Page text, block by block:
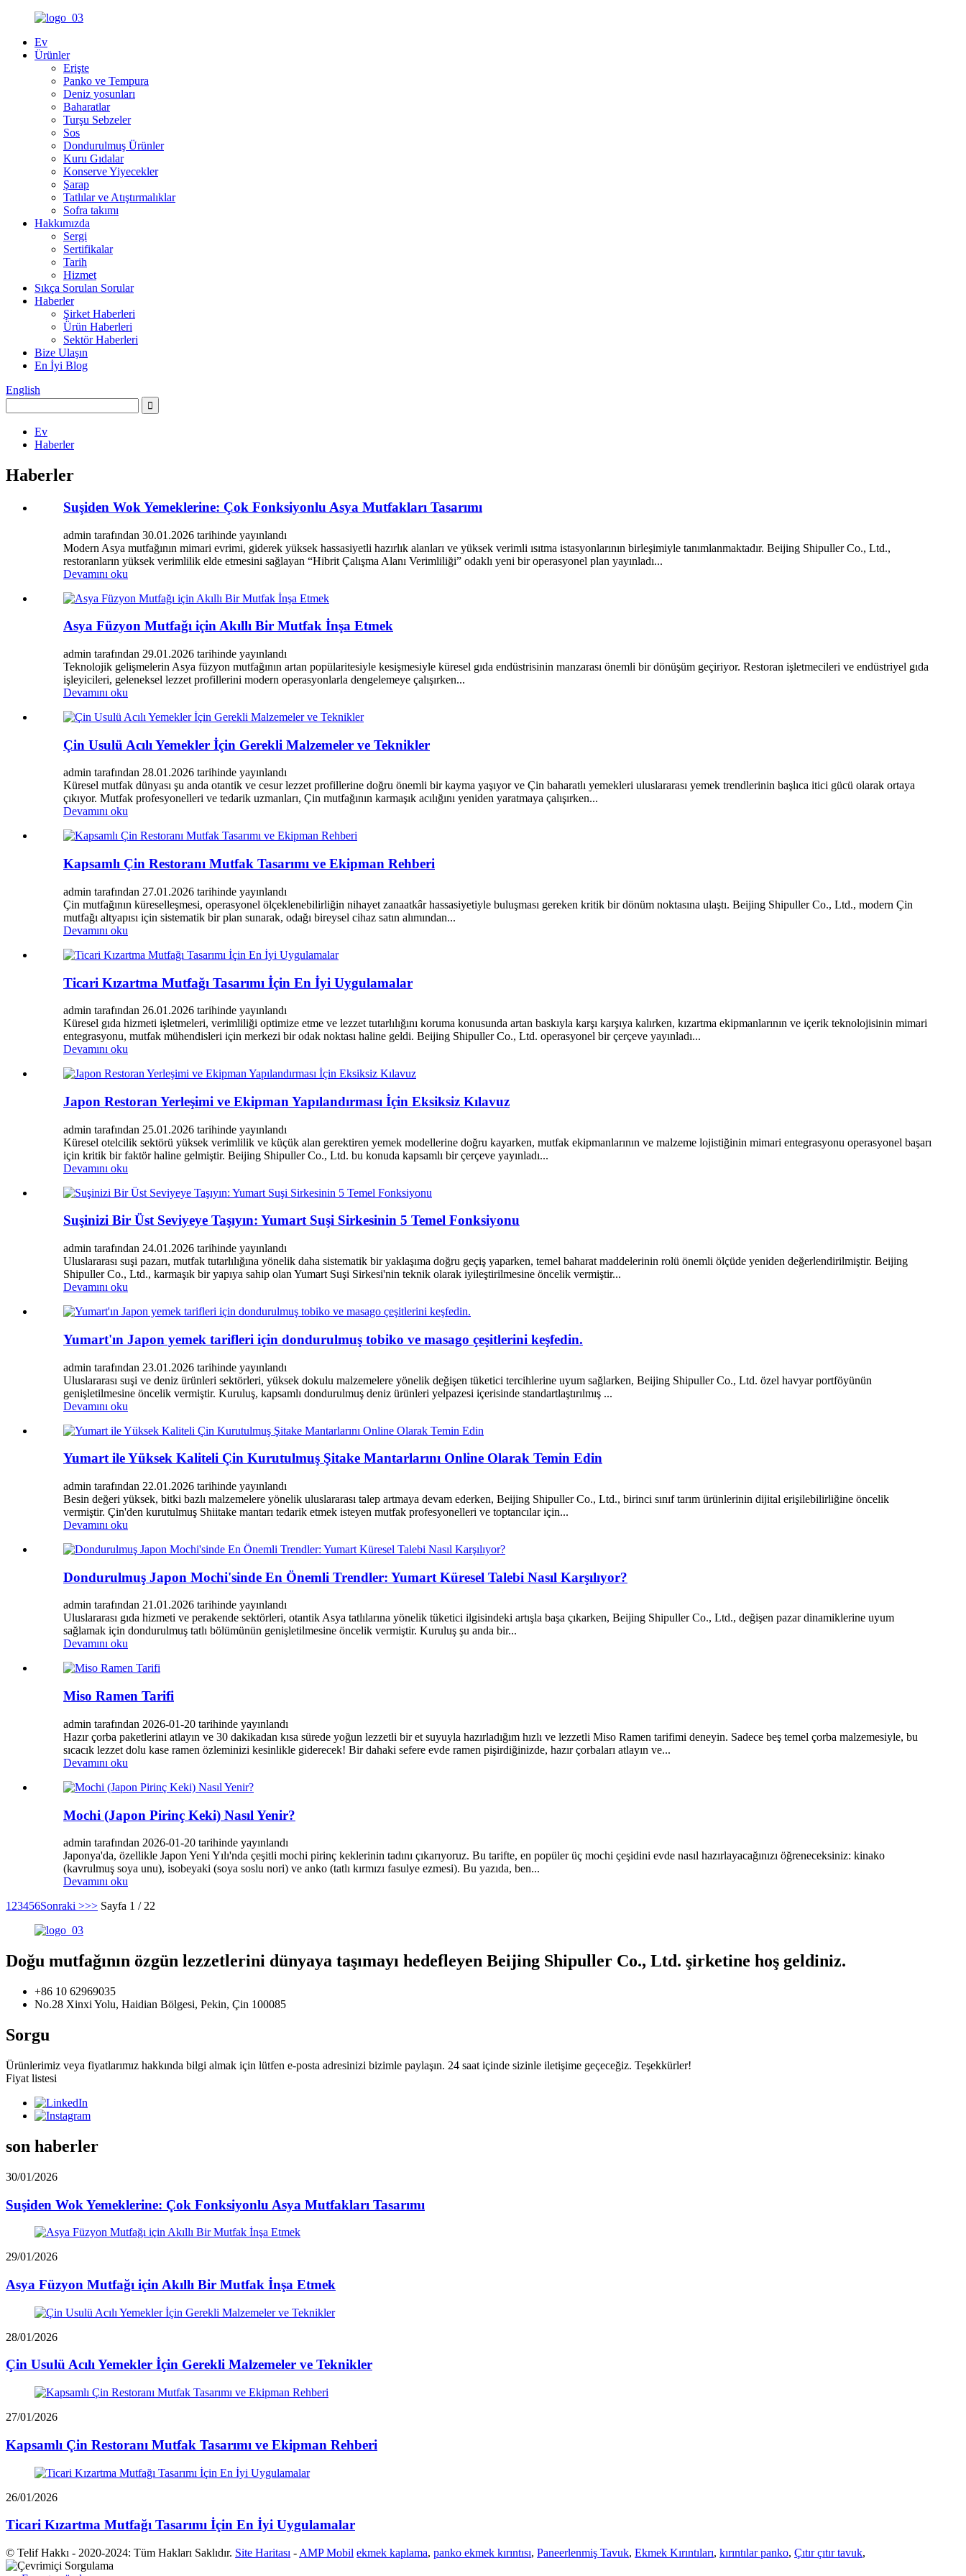
Ev
Ürünler
Erişte
Panko ve Tempura
Deniz yosunları
Baharatlar
Turşu Sebzeler
Sos
Dondurulmuş Ürünler
Kuru Gıdalar
Konserve Yiyecekler
Şarap
Tatlılar ve Atıştırmalıklar
Sofra takımı
Hakkımızda
Sergi
Sertifikalar
Tarih
Hizmet
Sıkça Sorulan Sorular
Haberler
Şirket Haberleri
Ürün Haberleri
Sektör Haberleri
Bize Ulaşın
En İyi Blog
English
Ev
Haberler
Haberler
Suşiden Wok Yemeklerine: Çok Fonksiyonlu Asya Mutfakları Tasarımı
admin tarafından 30.01.2026 tarihinde yayınlandı
Modern Asya mutfağının mimari evrimi, giderek yüksek hassasiyetli hazırlık alanları ve yüksek verimli ısıtma istasyonlarının birleşimiyle tanımlanmaktadır. Beijing Shipuller Co., Ltd.,
restoranların yüksek verimlilik elde etmesini sağlayan “Hibrit Çalışma Alanı Verimliliği” odaklı yeni bir operasyonel plan yayınladı...
Devamını oku
Asya Füzyon Mutfağı için Akıllı Bir Mutfak İnşa Etmek
admin tarafından 29.01.2026 tarihinde yayınlandı
Teknolojik gelişmelerin Asya füzyon mutfağının artan popülaritesiyle kesişmesiyle küresel gıda endüstrisinin manzarası önemli bir dönüşüm geçiriyor. Restoran işletmecileri ve endüstriyel gıda
işleyicileri, geleneksel lezzet profillerini modern operasyonlarla dengelemeye çalışırken...
Devamını oku
Çin Usulü Acılı Yemekler İçin Gerekli Malzemeler ve Teknikler
admin tarafından 28.01.2026 tarihinde yayınlandı
Küresel mutfak dünyası şu anda otantik ve cesur lezzet profillerine doğru önemli bir kayma yaşıyor ve Çin baharatlı yemekleri uluslararası yemek trendlerinin başlıca itici gücü olarak ortaya
çıkıyor. Mutfak profesyonelleri ve tedarik uzmanları, Çin mutfağının karmaşık acılığını yeniden yaratmaya çalışırken...
Devamını oku
Kapsamlı Çin Restoranı Mutfak Tasarımı ve Ekipman Rehberi
admin tarafından 27.01.2026 tarihinde yayınlandı
Çin mutfağının küreselleşmesi, operasyonel ölçeklenebilirliğin nihayet zanaatkâr hassasiyetiyle buluşması gereken kritik bir dönüm noktasına ulaştı. Beijing Shipuller Co., Ltd., modern Çin
mutfağı altyapısı için sistematik bir plan sunarak, odağı bireysel cihaz satın alımından...
Devamını oku
Ticari Kızartma Mutfağı Tasarımı İçin En İyi Uygulamalar
admin tarafından 26.01.2026 tarihinde yayınlandı
Küresel gıda hizmeti işletmeleri, verimliliği optimize etme ve lezzet tutarlılığını koruma konusunda artan baskıyla karşı karşıya kalırken, kızartma ekipmanlarının ve içerik teknolojisinin mimari
entegrasyonu, mutfak mühendisleri için merkezi bir odak noktası haline geldi. Beijing Shipuller Co., Ltd. operasyonel bir çerçeve yayınladı...
Devamını oku
Japon Restoran Yerleşimi ve Ekipman Yapılandırması İçin Eksiksiz Kılavuz
admin tarafından 25.01.2026 tarihinde yayınlandı
Küresel otelcilik sektörü yüksek verimlilik ve küçük alan gerektiren yemek modellerine doğru kayarken, mutfak ekipmanlarının ve malzeme lojistiğinin mimari entegrasyonu operasyonel başarı
için kritik bir faktör haline gelmiştir. Beijing Shipuller Co., Ltd. bu konuda kapsamlı bir çerçeve yayınladı...
Devamını oku
Suşinizi Bir Üst Seviyeye Taşıyın: Yumart Suşi Sirkesinin 5 Temel Fonksiyonu
admin tarafından 24.01.2026 tarihinde yayınlandı
Uluslararası suşi pazarı, mutfak tutarlılığına yönelik daha sistematik bir yaklaşıma doğru geçiş yaparken, temel baharat maddelerinin rolü önemli ölçüde yeniden değerlendirilmiştir. Beijing
Shipuller Co., Ltd., karmaşık bir yapıya sahip olan Yumart Suşi Sirkesi'nin teknik olarak iyileştirilmesine öncelik vermiştir...
Devamını oku
Yumart'ın Japon yemek tarifleri için dondurulmuş tobiko ve masago çeşitlerini keşfedin.
admin tarafından 23.01.2026 tarihinde yayınlandı
Uluslararası suşi ve deniz ürünleri sektörleri, yüksek dokulu malzemelere yönelik değişen tüketici tercihlerine uyum sağlarken, Beijing Shipuller Co., Ltd. özel havyar portföyünün
genişletilmesine öncelik vermiştir. Kuruluş, kapsamlı dondurulmuş deniz ürünleri yelpazesi içerisinde standartlaştırılmış ...
Devamını oku
Yumart ile Yüksek Kaliteli Çin Kurutulmuş Şitake Mantarlarını Online Olarak Temin Edin
admin tarafından 22.01.2026 tarihinde yayınlandı
Besin değeri yüksek, bitki bazlı malzemelere yönelik uluslararası talep artmaya devam ederken, Beijing Shipuller Co., Ltd., birinci sınıf tarım ürünlerinin dijital erişilebilirliğine öncelik
vermiştir. Çin'den kurutulmuş Shiitake mantarı tedarik etmek isteyen mutfak profesyonelleri ve toptancılar için...
Devamını oku
Dondurulmuş Japon Mochi'sinde En Önemli Trendler: Yumart Küresel Talebi Nasıl Karşılıyor?
admin tarafından 21.01.2026 tarihinde yayınlandı
Uluslararası gıda hizmeti ve perakende sektörleri, otantik Asya tatlılarına yönelik tüketici ilgisindeki artışla başa çıkarken, Beijing Shipuller Co., Ltd., değişen pazar dinamiklerine uyum
sağlamak için dondurulmuş tatlı bölümünün genişletilmesine öncelik vermiştir. Kuruluş şu anda bir...
Devamını oku
Miso Ramen Tarifi
admin tarafından 2026-01-20 tarihinde yayınlandı
Hazır çorba paketlerini atlayın ve 30 dakikadan kısa sürede yoğun lezzetli bir et suyuyla hazırladığım hızlı ve lezzetli Miso Ramen tarifimi deneyin. Sadece beş temel çorba malzemesiyle, bu
sıcacık lezzet dolu kase ramen özleminizi kesinlikle giderecek! Bir dahaki sefere evde ramen pişirdiğinizde, hazır çorbaları atlayın ve...
Devamını oku
Mochi (Japon Pirinç Keki) Nasıl Yenir?
admin tarafından 2026-01-20 tarihinde yayınlandı
Japonya'da, özellikle Japon Yeni Yılı'nda çeşitli mochi pirinç keklerinin tadını çıkarıyoruz. Bu tarifte, en popüler üç mochi çeşidini evde nasıl hazırlayacağınızı öğreneceksiniz: kinako
(kavrulmuş soya unu), isobeyaki (soya soslu nori) ve anko (tatlı kırmızı fasulye ezmesi). Bu yazıda, ben...
Devamını oku
1 23456Sonraki >>> Sayfa 1 / 22
Doğu mutfağının özgün lezzetlerini dünyaya taşımayı hedefleyen Beijing Shipuller Co., Ltd. şirketine hoş geldiniz.
+86 10 62969035
No.28 Xinxi Yolu, Haidian Bölgesi, Pekin, Çin 100085
Sorgu
Ürünlerimiz veya fiyatlarımız hakkında bilgi almak için lütfen e-posta adresinizi bizimle paylaşın. 24 saat içinde sizinle iletişime geçeceğiz. Teşekkürler!
Fiyat listesi
son haberler
30/01/2026
Suşiden Wok Yemeklerine: Çok Fonksiyonlu Asya Mutfakları Tasarımı
29/01/2026
Asya Füzyon Mutfağı için Akıllı Bir Mutfak İnşa Etmek
28/01/2026
Çin Usulü Acılı Yemekler İçin Gerekli Malzemeler ve Teknikler
27/01/2026
Kapsamlı Çin Restoranı Mutfak Tasarımı ve Ekipman Rehberi
26/01/2026
Ticari Kızartma Mutfağı Tasarımı İçin En İyi Uygulamalar
© Telif Hakkı - 2020-2024: Tüm Hakları Saklıdır. Site Haritası - AMP Mobil ekmek kaplama, panko ekmek kırıntısı, Paneerlenmiş Tavuk, Ekmek Kırıntıları, kırıntılar panko, Çıtır çıtır tavuk,